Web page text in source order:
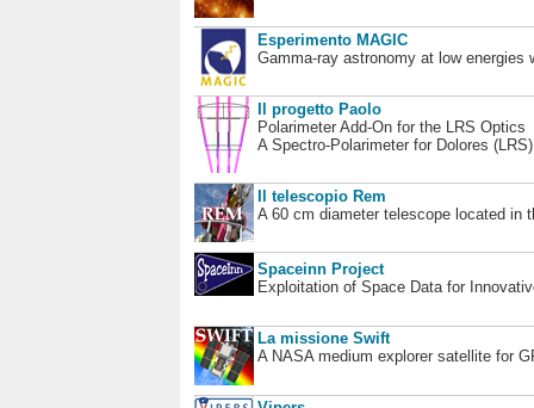
Esperimento MAGIC
Gamma-ray astronomy at low energies
Il progetto Paolo
Polarimeter Add-On for the LRS Optics
A Spectro-Polarimeter for Dolores
Il telescopio Rem
A 60 cm diameter telescope located in
Spaceinn Project
Exploitation of Space Data for
La missione Swift
A NASA medium explorer satellite for